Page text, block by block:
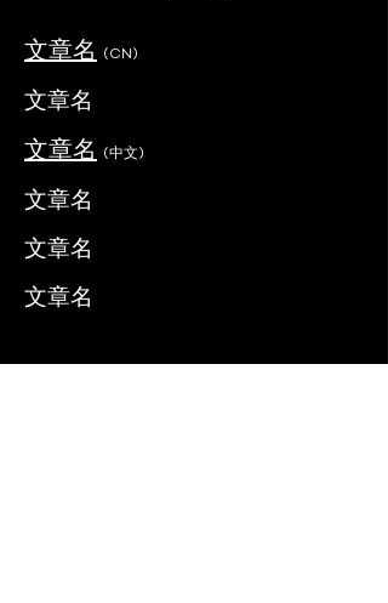
文章名 (CN)
文章名
文章名 (中文)
文章名
文章名
文章名